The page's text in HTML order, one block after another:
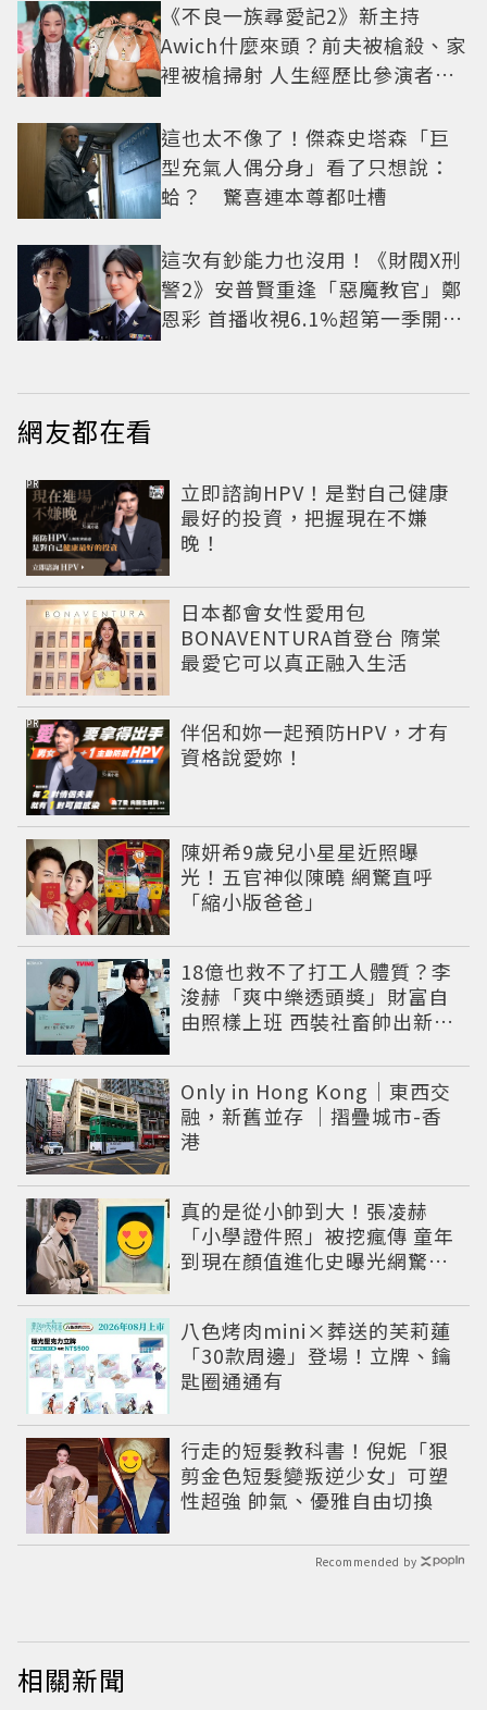
《不良一族尋愛記2》新主持
Awich什麼來頭？前夫被槍殺、家
裡被槍掃射 人生經歷比參演者還
這也太不像了！傑森史塔森「巨
型充氣人偶分身」看了只想說：
蛤？ 驚喜連本尊都吐槽
這次有鈔能力也沒用！《財閥X刑
警2》安普賢重逢「惡魔教官」鄭
恩彩 首播收視6.1%超第一季開紅
網友都在看
立即諮詢HPV！是對自己健康
最好的投資，把握現在不嫌
晚！
PR
日本都會女性愛用包
BONAVENTURA首登台 隋棠
最愛它可以真正融入生活
伴侶和妳一起預防HPV，才有
資格說愛妳！
PR
陳妍希9歲兒小星星近照曝
光！五官神似陳曉 網驚直呼
「縮小版爸爸」
18億也救不了打工人體質？李
浚赫「爽中樂透頭獎」財富自
由照樣上班 西裝社畜帥出新高
Only in Hong Kong｜東西交
融，新舊並存 ｜摺疊城市-香
港
真的是從小帥到大！張凌赫
「小學證件照」被挖瘋傳 童年
到現在顏值進化史曝光網驚：
八色烤肉mini×葬送的芙莉蓮
「30款周邊」登場！立牌、鑰
匙圈通通有
行走的短髮教科書！倪妮「狠
剪金色短髮變叛逆少女」可塑
性超強 帥氣、優雅自由切換
Recommended by
相關新聞